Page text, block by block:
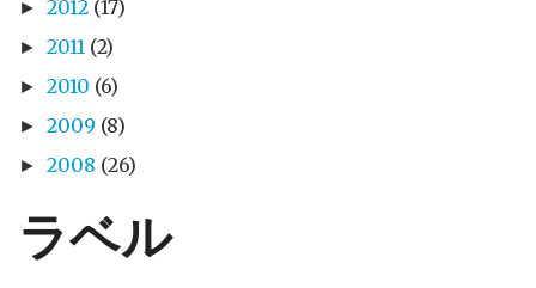
► 2012 (17)
► 2011 (2)
► 2010 (6)
► 2009 (8)
► 2008 (26)
ラベル